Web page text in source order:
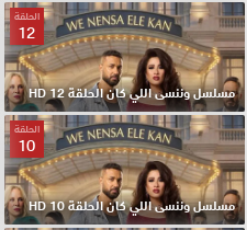
الحلقة
12
مسلسل وننسى اللي كان الحلقة 12 HD
الحلقة
10
مسلسل وننسى اللي كان الحلقة 10 HD